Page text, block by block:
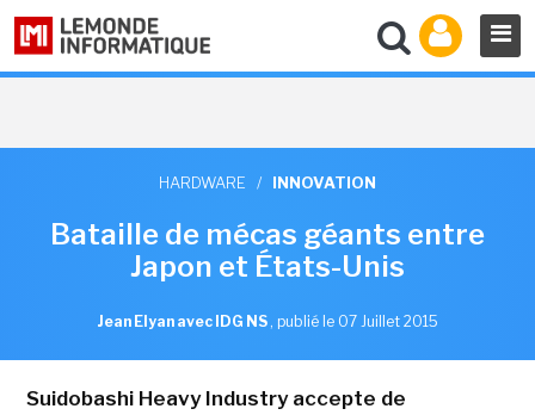
HARDWARE / INNOVATION
Bataille de mécas géants entre
Japon et États-Unis
Jean Elyan avec IDG NS , publié le 07 Juillet 2015
Suidobashi Heavy Industry accepte de